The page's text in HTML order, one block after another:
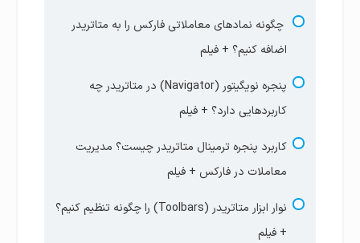
با چقدر سرمایه در فارکس معامله کنیم؟ حداقل
سرمایه مناسب ترید چقدره؟+ فیلم
قیمت جفت ارز فارکس چیست؟ پوینت و پیپ در
بازار فارکس + فیلم
آزمون جامع جلسه دوم | سواپ
چگونه نمادهای معاملاتی فارکس را به متاتریدر
اضافه کنیم؟ + فیلم
پنجره نویگیتور (Navigator) در متاتریدر چه
کاربردهایی دارد؟ + فیلم
کاربرد پنجره ترمینال متاتریدر چیست؟ مدیریت
معاملات در فارکس + فیلم
نوار ابزار متاتریدر (Toolbars) را چگونه تنظیم کنیم؟
+ فیلم